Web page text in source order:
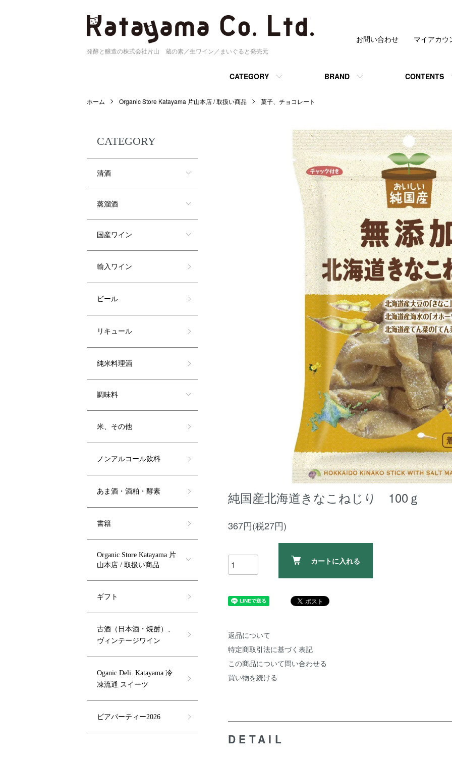
発酵と醸造の株式会社片山 蔵の素／生ワイン／まいぐると発売元
CATEGORY BRAND CONTENTS
お問い合わせ マイアカウ
ホーム Organic Store Katayama 片山本店 / 取扱い商品 菓子、チョコレート
純国産北海道きなこねじり 100ｇ
367円(税27円)
カートに入れる
返品について
特定商取引法に基づく表記
この商品について問い合わせる
買い物を続ける
DETAIL
CATEGORY
清酒
蒸溜酒
国産ワイン
輸入ワイン
ビール
リキュール
純米料理酒
調味料
米、その他
ノンアルコール飲料
あま酒・酒粕・酵素
書籍
Organic Store Katayama 片
山本店 / 取扱い商品
ギフト
古酒（日本酒・焼酎）、
ヴィンテージワイン
Oganic Deli. Katayama 冷
凍流通 スイーツ
ビアパーティー2026